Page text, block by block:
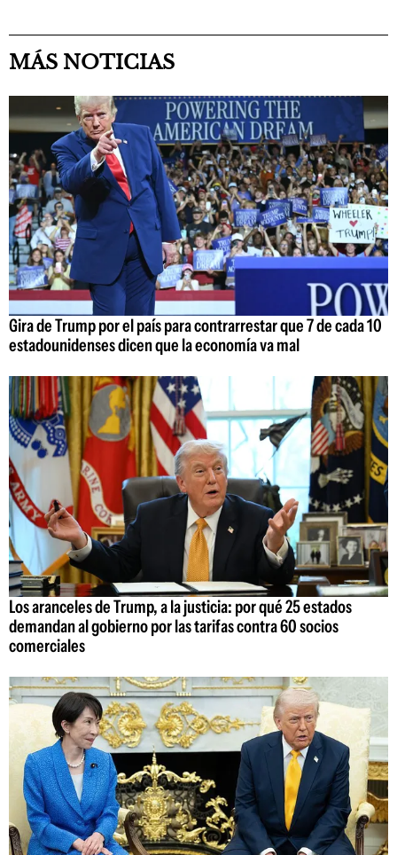
MÁS NOTICIAS
Gira de Trump por el país para contrarrestar que 7 de cada 10
estadounidenses dicen que la economía va mal
Los aranceles de Trump, a la justicia: por qué 25 estados
demandan al gobierno por las tarifas contra 60 socios
comerciales